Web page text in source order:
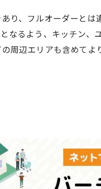
り、フルオーダーと
なるよう、キッチン
周辺エリアも含めて